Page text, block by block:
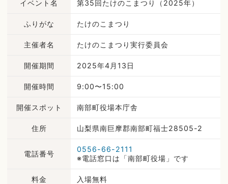
イベント名 第35回たけのこまつり（2025年）
ふりがな たけのこまつり
主催者名 たけのこまつり実行委員会
開催期間 2025年4月13日
開催時間 9:00〜15:00
開催スポット 南部町役場本庁舎
住所 山梨県南巨摩郡南部町福士28505-2
電話番号
0556-66-2111
※電話窓口は「南部町役場」です
料金 入場無料